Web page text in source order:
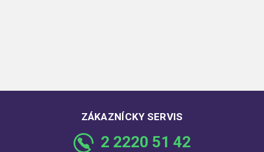
ZÁKAZNÍCKY SERVIS
2 2220 51 42